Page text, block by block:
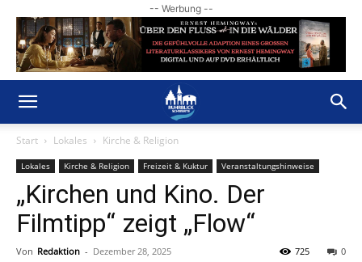
-- Werbung --
Start Lokales Kirche & Religion
Lokales Kirche & Religion Freizeit & Kuktur Veranstaltungshinweise
„Kirchen und Kino. Der
Filmtipp“ zeigt „Flow“
Von Redaktion - Dezember 28, 2025 0
725